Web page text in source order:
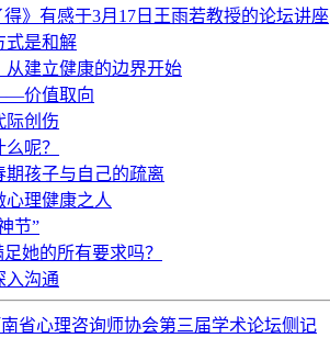
得》有感于3月17日王雨若教授的论坛讲座
式是和解
从建立健康的边界开始
价值取向
创伤
呢？
期孩子与自己的疏离
心理健康之人
节”
她的所有要求吗？
入沟通